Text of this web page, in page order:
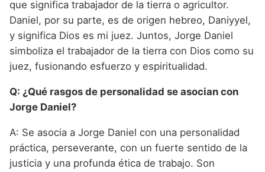
que significa trabajador de la tierra o agricultor.
Daniel, por su parte, es de origen hebreo, Daniyyel,
y significa Dios es mi juez. Juntos, Jorge Daniel
simboliza el trabajador de la tierra con Dios como su
juez, fusionando esfuerzo y espiritualidad.
Q: ¿Qué rasgos de personalidad se asocian con
Jorge Daniel?
A: Se asocia a Jorge Daniel con una personalidad
práctica, perseverante, con un fuerte sentido de la
justicia y una profunda ética de trabajo. Son